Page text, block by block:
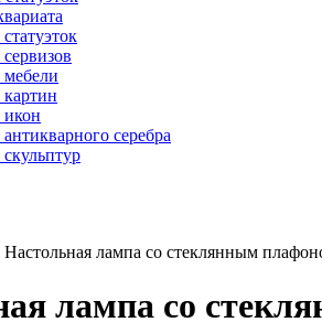
серебра
Настольная лампа со стеклянным
лампа со